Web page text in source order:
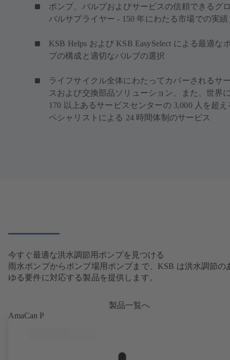
ポンプ、バルブおよびサービスの信頼できるグ
バルサプライヤー - 150 年にわたる市場での実績
KSB Helps および KSB EasySelect による最適な
プの構成と適切なバルブの選択
ライフサイクル全体にわたってカバーされるサ
スおよび交換部品ソリューション、また、世界
170 以上あるサービスセンターの 3,000 人を超え
ペシャリストによる 24 時間体制のサービス
今すぐ最適な洪水調節用ポンプを見つける
雨水ポンプからポンプ場用ポンプまで、KSB は洪水調節の
ゆる要件に対応する製品を提供します。
製品一覧へ
AmaCan P